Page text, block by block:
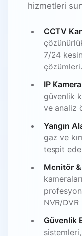
hizmetleri
CCTV
7/24
çözümleri.
IP
güvenlik
ve analiz
Yangın
gaz ve
tespit
Monitör
NVR/DVR
Güvenlik